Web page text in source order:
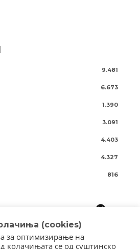
9.481
6.673
1.390
3.091
4.403
4.327
816
(cookies)
за оптимизирање на
колачињата се од суштинско